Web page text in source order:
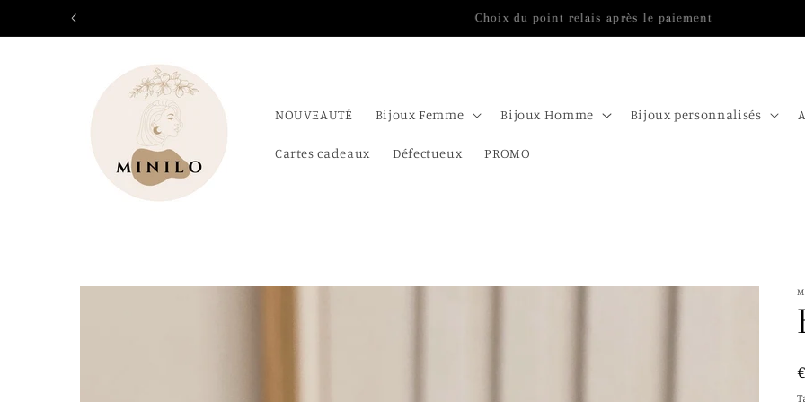
passer
au
Choix du point relais après le paiement
NOUVEAUTÉ Bijoux Femme Bijoux Homme Bijoux personnalisés
Cartes cadeaux Défectueux PROMO
Passer aux